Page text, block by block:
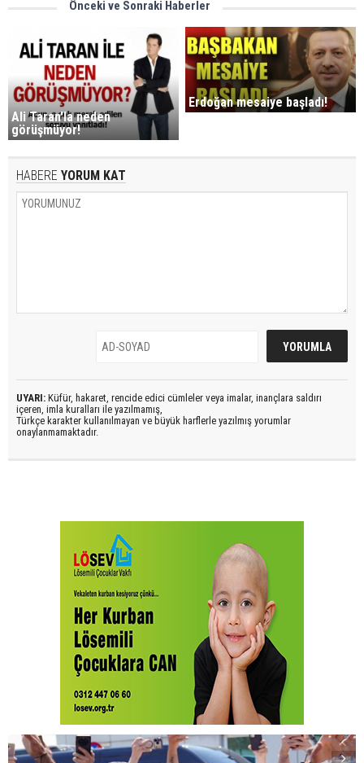
Önceki ve Sonraki Haberler
Ali Taran'la neden
görüşmüyor!
Erdoğan mesaiye başladı!
HABERE YORUM KAT
UYARI: Küfür, hakaret, rencide edici cümleler veya imalar, inançlara saldırı
içeren, imla kuralları ile yazılmamış,
Türkçe karakter kullanılmayan ve büyük harflerle yazılmış yorumlar
onaylanmamaktadır.